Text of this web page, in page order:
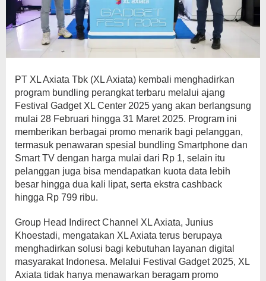
PT XL Axiata Tbk (XL Axiata) kembali menghadirkan
program bundling perangkat terbaru melalui ajang
Festival Gadget XL Center 2025 yang akan berlangsung
mulai 28 Februari hingga 31 Maret 2025. Program ini
memberikan berbagai promo menarik bagi pelanggan,
termasuk penawaran spesial bundling Smartphone dan
Smart TV dengan harga mulai dari Rp 1, selain itu
pelanggan juga bisa mendapatkan kuota data lebih
besar hingga dua kali lipat, serta ekstra cashback
hingga Rp 799 ribu.
Group Head Indirect Channel XL Axiata, Junius
Khoestadi, mengatakan XL Axiata terus berupaya
menghadirkan solusi bagi kebutuhan layanan digital
masyarakat Indonesa. Melalui Festival Gadget 2025, XL
Axiata tidak hanya menawarkan beragam promo